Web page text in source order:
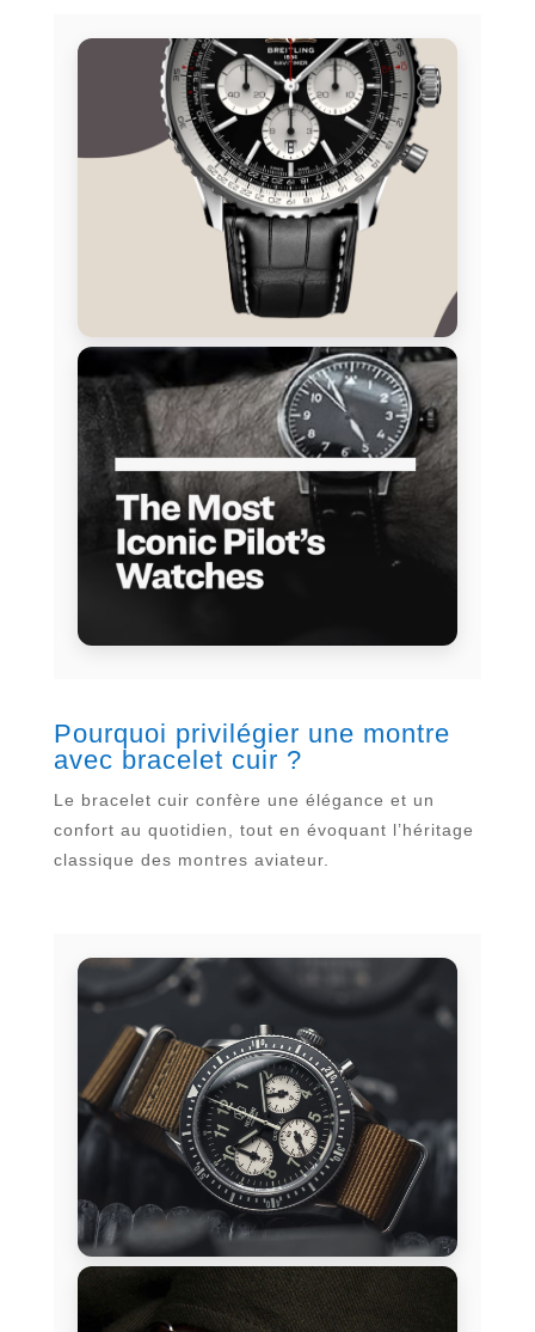
Pourquoi privilégier une montre
avec bracelet cuir ?
Le bracelet cuir confère une élégance et un
confort au quotidien, tout en évoquant l’héritage
classique des montres aviateur.